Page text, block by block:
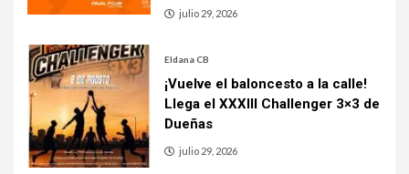
julio 29, 2026
Eldana CB
¡Vuelve el baloncesto a la calle!
Llega el XXXIII Challenger 3×3 de
Dueñas
julio 29, 2026